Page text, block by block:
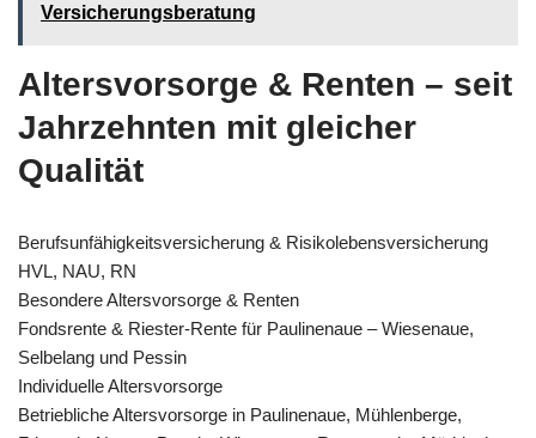
Versicherungsberatung
Altersvorsorge & Renten – seit
Jahrzehnten mit gleicher
Qualität
Berufsunfähigkeitsversicherung & Risikolebensversicherung
HVL, NAU, RN
Besondere Altersvorsorge & Renten
Fondsrente & Riester-Rente für Paulinenaue – Wiesenaue,
Selbelang und Pessin
Individuelle Altersvorsorge
Betriebliche Altersvorsorge in Paulinenaue, Mühlenberge,